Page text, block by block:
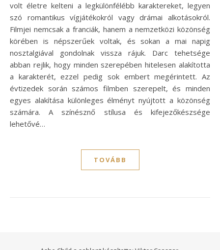
volt életre kelteni a legkülönfélébb karaktereket, legyen
szó romantikus vígjátékokról vagy drámai alkotásokról.
Filmjei nemcsak a franciák, hanem a nemzetközi közönség
körében is népszerűek voltak, és sokan a mai napig
nosztalgiával gondolnak vissza rájuk. Darc tehetsége
abban rejlik, hogy minden szerepében hitelesen alakította
a karakterét, ezzel pedig sok embert megérintett. Az
évtizedek során számos filmben szerepelt, és minden
egyes alakítása különleges élményt nyújtott a közönség
számára. A színésznő stílusa és kifejezőkészsége
lehetővé…
TOVÁBB